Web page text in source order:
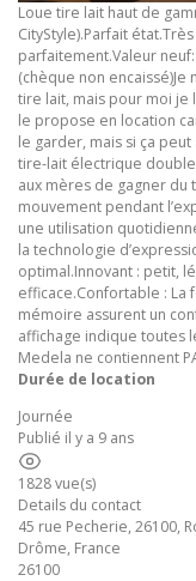
Loue tire lait haut de
CityStyle).Parfait
parfaitement.Valeur
(chèque non
tire lait, mais pour moi je
le propose en location
le garder, mais si ça
tire-lait électrique
aux mères de gagner
mouvement pendant
une utilisation
la technologie
optimal.Innovant : petit,
efficace.Confortable : La
mémoire assurent un
affichage indique toutes
Medela ne contiennent
Durée de location
Journée
Publié il y a 9 ans
1828 vue(s)
Details du contact
45 rue Pecherie, 26100,
Drôme, France
26100